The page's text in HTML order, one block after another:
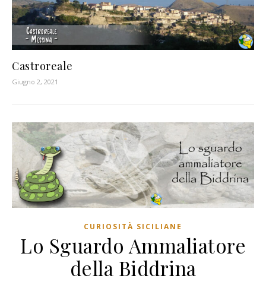
Castroreale
Giugno 2, 2021
CURIOSITÀ SICILIANE
Lo Sguardo Ammaliatore
della Biddrina